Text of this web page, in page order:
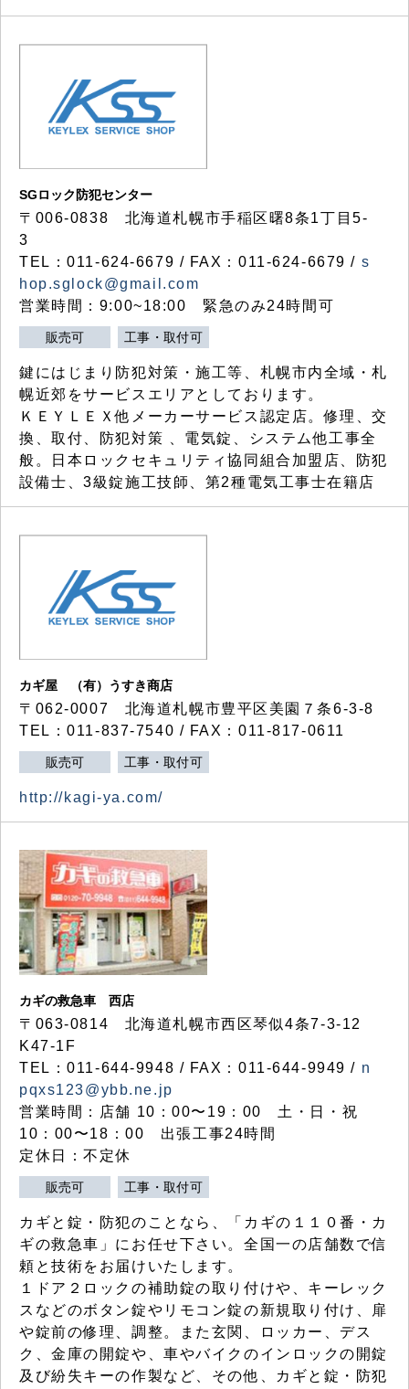
SGロック防犯センター
〒006-0838 北海道札幌市手稲区曙8条1丁目5-
3
TEL：011-624-6679 / FAX：011-624-6679 / s
hop.sglock@gmail.com
営業時間：9:00~18:00 緊急のみ24時間可
販売可 工事・取付可
鍵にはじまり防犯対策・施工等、札幌市内全域・札
幌近郊をサービスエリアとしております。
ＫＥＹＬＥＸ他メーカーサービス認定店。修理、交
換、取付、防犯対策 、電気錠、システム他工事全
般。日本ロックセキュリティ協同組合加盟店、防犯
設備士、3級錠施工技師、第2種電気工事士在籍店
カギ屋 （有）うすき商店
〒062-0007 北海道札幌市豊平区美園７条6-3-8
TEL：011-837-7540 / FAX：011-817-0611
販売可 工事・取付可
http://kagi-ya.com/
カギの救急車 西店
〒063-0814 北海道札幌市西区琴似4条7-3-12
K47-1F
TEL：011-644-9948 / FAX：011-644-9949 / n
pqxs123@ybb.ne.jp
営業時間：店舗 10：00〜19：00 土・日・祝
10：00〜18：00 出張工事24時間
定休日：不定休
販売可 工事・取付可
カギと錠・防犯のことなら、「カギの１１０番・カ
ギの救急車」にお任せ下さい。全国一の店舗数で信
頼と技術をお届けいたします。
１ドア２ロックの補助錠の取り付けや、キーレック
スなどのボタン錠やリモコン錠の新規取り付け、扉
や錠前の修理、調整。また玄関、ロッカー、デス
ク、金庫の開錠や、車やバイクのインロックの開錠
及び紛失キーの作製など、その他、カギと錠・防犯